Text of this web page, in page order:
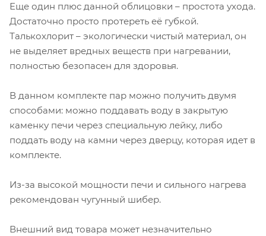
Еще один плюс данной облицовки – простота ухода.
Достаточно просто протереть её губкой.
Талькохлорит – экологически чистый материал, он
не выделяет вредных веществ при нагревании,
полностью безопасен для здоровья.
В данном комплекте пар можно получить двумя
способами: можно поддавать воду в закрытую
каменку печи через специальную лейку, либо
поддать воду на камни через дверцу, которая идет в
комплекте.
Из-за высокой мощности печи и сильного нагрева
рекомендован чугунный шибер.
Внешний вид товара может незначительно